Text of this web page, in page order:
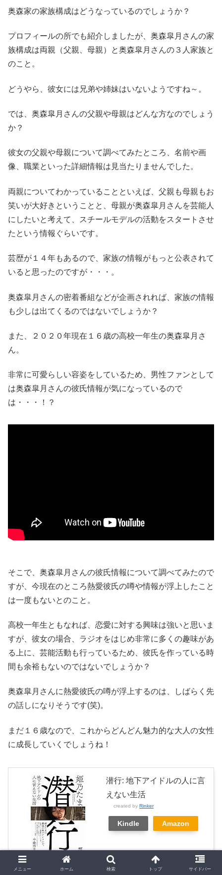
奥森家の家族構成はどうなっているのでしょうか？
プロフィールの所でも紹介しましたが、奥森皐月さんの家
族構成は両親（父親、母親）と奥森皐月さんの３人家族と
のこと。
どうやら、彼女には兄弟や姉妹はいないようですね～。
では、奥森皐月さんの父親や母親はどんな方なのでしょう
か？
彼女の父親や母親について調べてみたところ、名前や画
像、職業といった詳細情報は見当たりませんでした。
両親についてわかっていることといえば、父親も母親もお
笑いが大好きということと、母親が奥森皐月さんを芸能人
にしたいと考えて、スチールモデルの活動をスタートさせ
たという情報ぐらいです。
芸歴が１４年もあるので、家族の情報がもっと公表されて
いると思ったのですが・・・。
奥森皐月さんの密着番組などが企画されれば、家族の情報
も少しは出てくるのではないでしょうか？
また、２０２０年現在１６歳の高校一年生の奥森皐月さ
ん。
非常に可愛らしい容姿をしているため、男性ファンとして
は奥森皐月さんの彼氏情報が気になっているので
は・・・！？
そこで、奥森皐月さんの彼氏情報について調べてみたので
すが、今現在のところ熱愛彼氏の噂や情報が浮上したこと
は一度もないとのこと。
高校一年生ともなれば、恋愛に対する興味は強いと思いま
すが、彼女の場合、ラジオをはじめ非常に多くの趣味があ
る上に、芸能活動も行っているため、彼氏を作っている時
間も余裕もないのではないでしょうか？
奥森皐月さんに熱愛彼氏の噂が浮上するのは、しばらく先
の話しになりそうです(笑)。
まだ１６歳なので、これからどんどん魅力的な大人の女性
に成長していくでしょうね！
潜行: 地下アイドルの人に言
えない生活
created by Rinker
Kindle Amazon
メニュー ホーム 検索 トップ サイドバー